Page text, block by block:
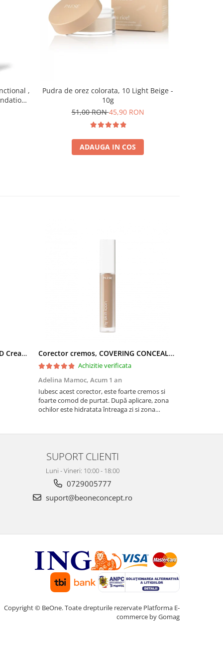
,
Pudra de orez colorata, 10 Light Beige -
10g
51,00 RON45,90 RON
ADAUGA IN COS
Fond de ten crema cu SPF 30, DD Cream, 6W Golden Tan - 30 ml Corector cremos, COVERING CONCEALER MY SKIN ICON, nuanta 02 NATURAL BEIGE - 6,5 ml
Achizitie verificata
Adelina Mamoc, Acum 1 an
Iubesc acest corector, este foarte cremos si
foarte comod de purtat. După aplicare, zona
ochilor este hidratata întreaga zi si zona
SUPORT CLIENTI
Luni - Vineri: 10:00 - 18:00
0729005777
suport@beoneconcept.ro
Copyright © BeOne. Toate drepturile rezervate Platforma E-
commerce by Gomag